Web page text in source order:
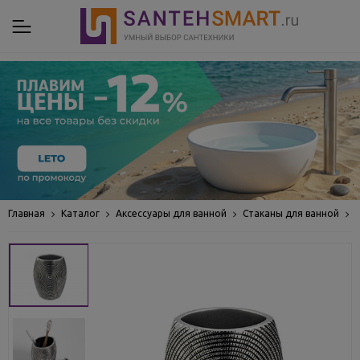
Главная Каталог Аксессуары для ванной Стаканы для ванной